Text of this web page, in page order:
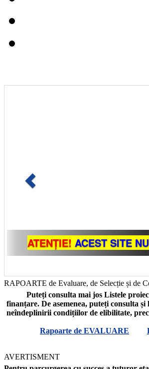
RAPOARTE de Evaluare, de Selecție și de
Puteți consulta mai jos Listele
finanțare. De asemenea, puteți consulta
neîndeplinirii condițiilor de elibilitate,
Rapoarte de EVALUARE
AVERTISMENT